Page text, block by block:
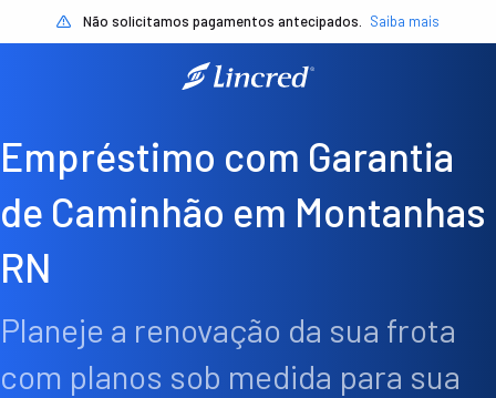
Não solicitamos pagamentos antecipados. Saiba mais
Empréstimo com Garantia
de Caminhão em Montanhas
RN
Planeje a renovação da sua frota
com planos sob medida para sua